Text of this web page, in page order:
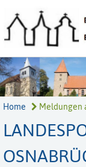
Home Meldungen